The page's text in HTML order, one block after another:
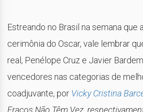
Estreando no Brasil na semana que
cerimônia do Oscar, vale lembrar
real, Penélope Cruz e Javier
vencedores nas categorias de
coadjuvante, por Vicky Cristina
Fracos Não Têm Vez,